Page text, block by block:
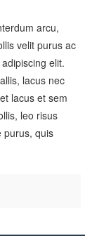
arcu,
velit purus ac
elit.
lacus nec
lacus et sem
leo risus
purus, quis